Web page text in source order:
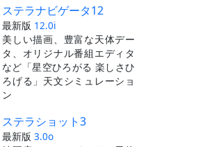
ステラナビゲータ12
最新版 12.0i
美しい描画、豊富な天体デー
タ、オリジナル番組エディタ
など「星空ひろがる 楽しさひ
ろげる」天文シミュレーショ
ン
ステラショット3
最新版 3.0o